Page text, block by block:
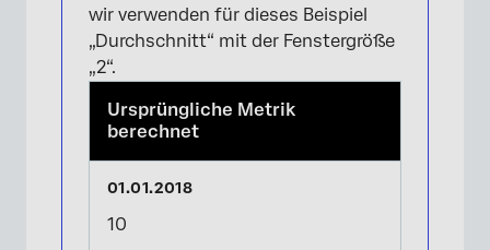
×
wir verwenden für dieses Beispiel
„Durchschnitt“ mit der Fenstergröße
„2“.
Ursprüngliche Metrik
berechnet
10